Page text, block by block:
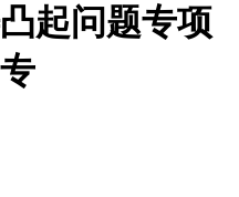
起问题专项